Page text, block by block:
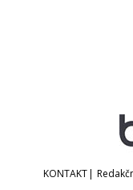
KONTAKT|